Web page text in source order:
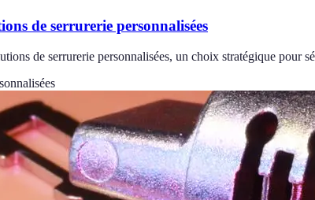
de serrurerie personnalisées
de serrurerie personnalisées, un choix stratégique pour